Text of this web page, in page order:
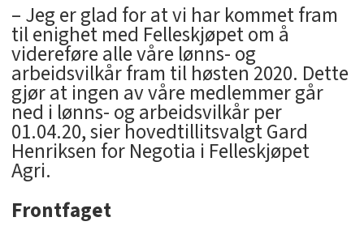
– Jeg er glad for at vi har kommet fram
til enighet med Felleskjøpet om å
videreføre alle våre lønns- og
arbeidsvilkår fram til høsten 2020. Dette
gjør at ingen av våre medlemmer går
ned i lønns- og arbeidsvilkår per
01.04.20, sier hovedtillitsvalgt Gard
Henriksen for Negotia i Felleskjøpet
Agri.
Frontfaget